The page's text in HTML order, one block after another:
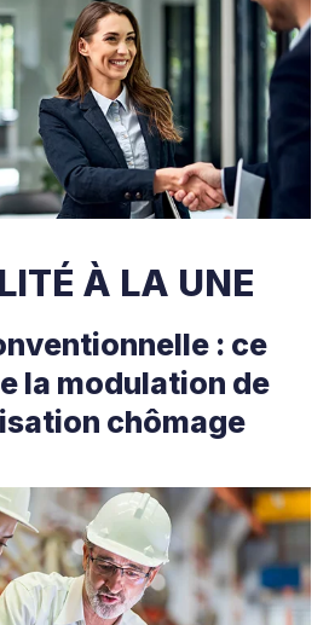
À LA UNE
: ce
la modulation de
chômage